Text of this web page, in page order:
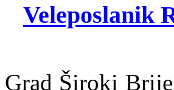
Veleposlanik
Grad Široki